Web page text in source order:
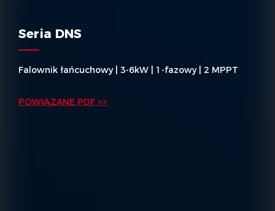
Seria DNS
Falownik łańcuchowy | 3-6kW | 1-fazowy | 2 MPPT
POWIĄZANE PDF >>